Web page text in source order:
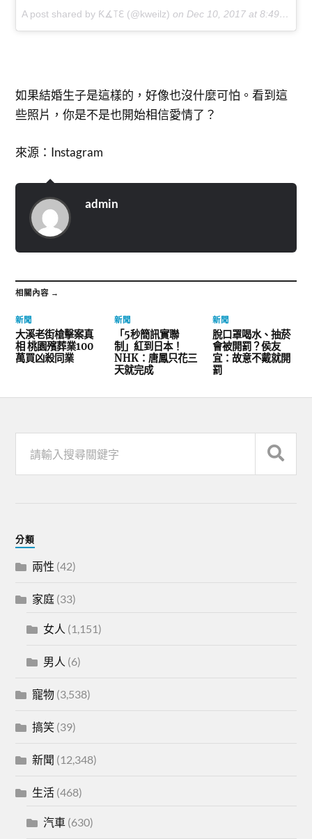
A post shared by Ƙ∡꓄ℇ (@kweilz) on Dec 10, 2017 at 8:49am PST
如果結婚生子是這樣的，好像也沒什麼可怕。看到這
些照片，你是不是也開始相信愛情了？
來源：Instagram
admin
相關內容 →
新聞
大溪老街槍擊案真
相 桃園殯葬業100
萬買凶殺同業
新聞
「5秒簡訊實聯
制」紅到日本！
NHK：唐鳳只花三
天就完成
新聞
脫口罩喝水、抽菸
會被開罰？侯友
宜：故意不戴就開
罰
分類
兩性 (42)
家庭 (33)
女人 (1,151)
男人 (6)
寵物 (3,538)
搞笑 (39)
新聞 (12,348)
生活 (468)
汽車 (630)